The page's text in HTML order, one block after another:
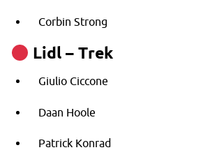
Corbin Strong
Lidl – Trek
Giulio Ciccone
Daan Hoole
Patrick Konrad